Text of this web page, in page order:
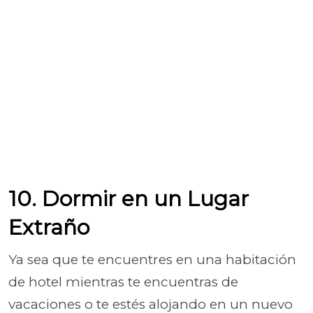
10. Dormir en un Lugar
Extraño
Ya sea que te encuentres en una habitación
de hotel mientras te encuentras de
vacaciones o te estés alojando en un nuevo